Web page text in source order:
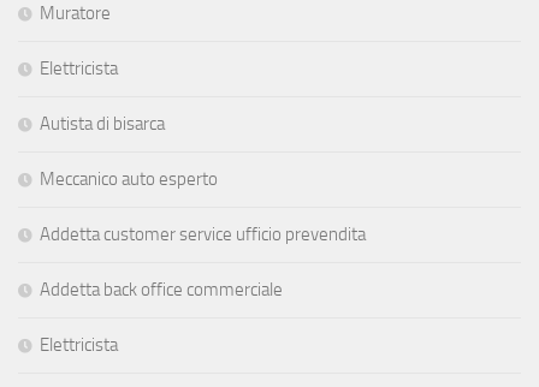
Muratore
Elettricista
Autista di bisarca
Meccanico auto esperto
Addetta customer service ufficio prevendita
Addetta back office commerciale
Elettricista